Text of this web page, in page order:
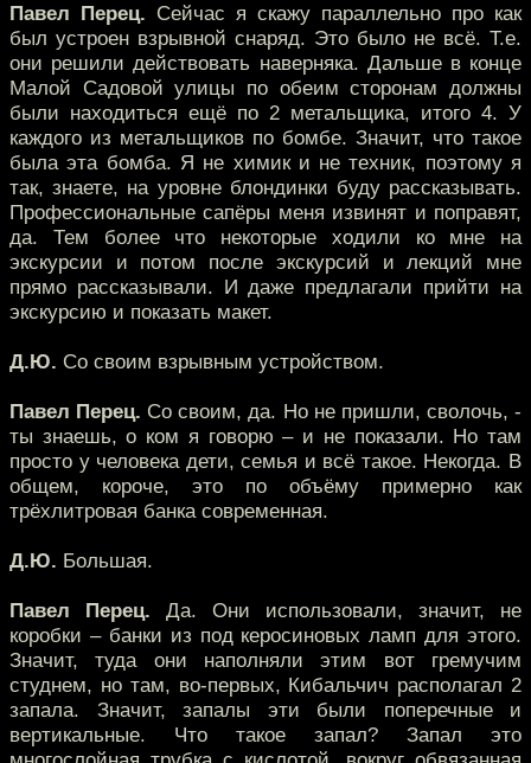
Павел Перец. Сейчас я скажу параллельно про как
был устроен взрывной снаряд. Это было не всё. Т.е.
они решили действовать наверняка. Дальше в конце
Малой Садовой улицы по обеим сторонам должны
были находиться ещё по 2 метальщика, итого 4. У
каждого из метальщиков по бомбе. Значит, что такое
была эта бомба. Я не химик и не техник, поэтому я
так, знаете, на уровне блондинки буду рассказывать.
Профессиональные сапёры меня извинят и поправят,
да. Тем более что некоторые ходили ко мне на
экскурсии и потом после экскурсий и лекций мне
прямо рассказывали. И даже предлагали прийти на
экскурсию и показать макет.
Д.Ю. Со своим взрывным устройством.
Павел Перец. Со своим, да. Но не пришли, сволочь, -
ты знаешь, о ком я говорю – и не показали. Но там
просто у человека дети, семья и всё такое. Некогда. В
общем, короче, это по объёму примерно как
трёхлитровая банка современная.
Д.Ю. Большая.
Павел Перец. Да. Они использовали, значит, не
коробки – банки из под керосиновых ламп для этого.
Значит, туда они наполняли этим вот гремучим
студнем, но там, во-первых, Кибальчич располагал 2
запала. Значит, запалы эти были поперечные и
вертикальные. Что такое запал? Запал это